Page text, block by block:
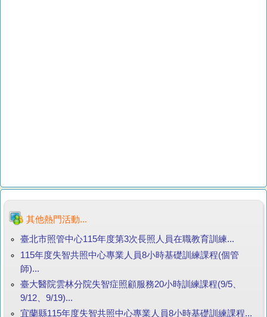
其他熱門活動...
臺北市照管中心115年度第3次長照人員在職教育訓練...
115年度失智共照中心專業人員8小時基礎訓練課程(個管
師)...
臺大醫院雲林分院失智症照顧服務20小時訓練課程(9/5、
9/12、9/19)...
宜蘭縣115年度失智共照中心專業人員8小時基礎訓練課程...